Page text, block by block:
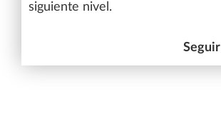
siguiente nivel.